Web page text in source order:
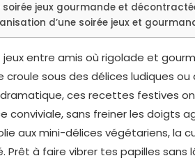
jeux gourmande et
d’une soirée jeux et
jeux entre amis où rigolade et
sous des délices ludiques
ces recettes festives
conviviale, sans freiner les doigts
aux mini-délices végétariens, la
à faire vibrer tes papilles sans